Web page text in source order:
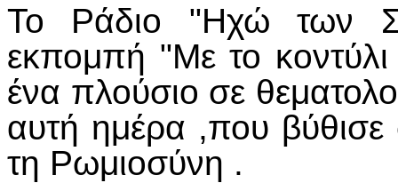
Το Ράδιο "Ηχώ των
εκπομπή "Με το κοντύλι
ένα πλούσιο σε
αυτή ημέρα ,που βύθισε
τη Ρωμιοσύνη .